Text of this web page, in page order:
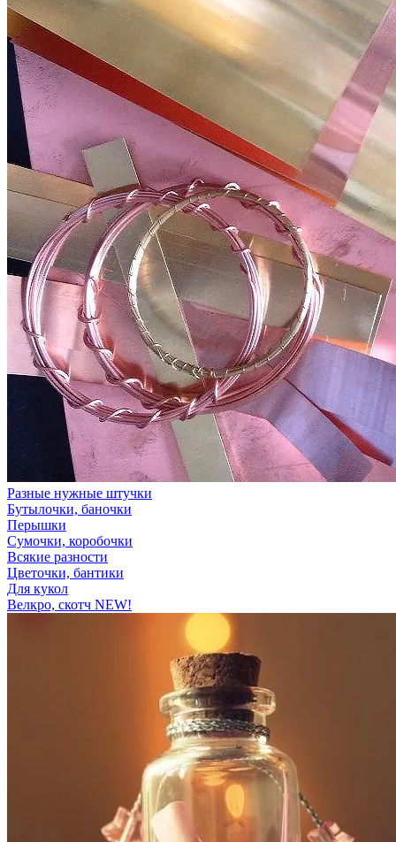
Разные нужные штучки
Бутылочки, баночки
Перышки
Сумочки, коробочки
Всякие разности
Цветочки, бантики
Для кукол
Велкро, скотч NEW!